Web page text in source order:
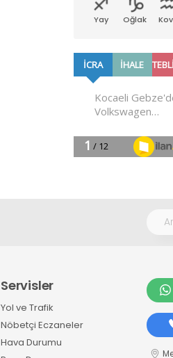
Yay Oğlak
Servisler
Yol ve Trafik
Nöbetçi Eczaneler
Hava Durumu